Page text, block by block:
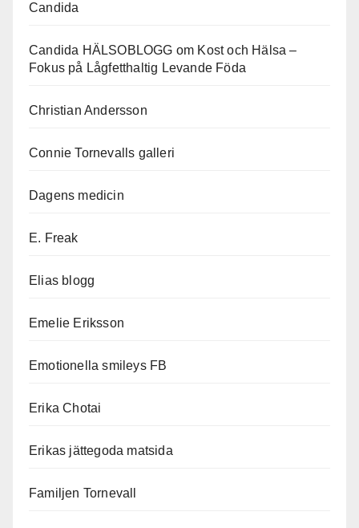
Candida
Candida HÄLSOBLOGG om Kost och Hälsa –
Fokus på Lågfetthaltig Levande Föda
Christian Andersson
Connie Tornevalls galleri
Dagens medicin
E. Freak
Elias blogg
Emelie Eriksson
Emotionella smileys FB
Erika Chotai
Erikas jättegoda matsida
Familjen Tornevall